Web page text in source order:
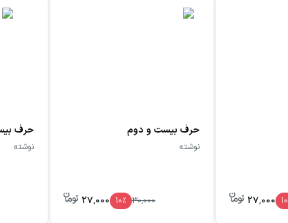
10
27,000
حرف بیست و دوم
نوشته
30,000
10٪ 27,000
حرف
نوشته